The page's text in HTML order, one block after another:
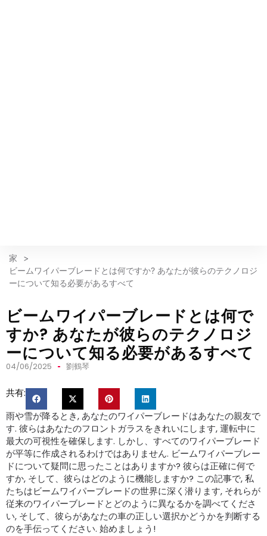
家
>
ビームワイパーブレードとは何ですか? あなたが彼らのテクノロジ
ーについて知る必要があるすべて
ビームワイパーブレードとは何で
すか? あなたが彼らのテクノロジ
ーについて知る必要があるすべて
04/06/2025 劉鶴琴
共有:
雨や雪が降るとき, あなたのワイパーブレードはあなたの親友で
す. 彼らはあなたのフロントガラスをきれいにします, 運転中に
最大の可視性を確保します. しかし、すべてのワイパーブレード
が平等に作成されるわけではありません. ビームワイパーブレー
ドについて疑問に思ったことはありますか? 彼らは正確に何で
すか, そして、彼らはどのように機能しますか? この記事で, 私
たちはビームワイパーブレードの世界に深く潜ります, それらが
従来のワイパーブレードとどのように異なるかを調べてくださ
い, そして、彼らがあなたの車の正しい選択かどうかを判断する
のを手伝ってください. 始めましょう!